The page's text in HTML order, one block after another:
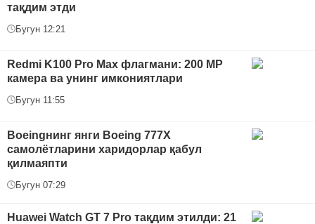
тақдим этди
Бугун 12:21
Redmi K100 Pro Max флагмани: 200 MP
камера ва унинг имкониятлари
Бугун 11:55
Boeingнинг янги Boeing 777X
самолётларини харидорлар қабул
қилмаяпти
Бугун 07:29
Huawei Watch GT 7 Pro тақдим этилди: 21